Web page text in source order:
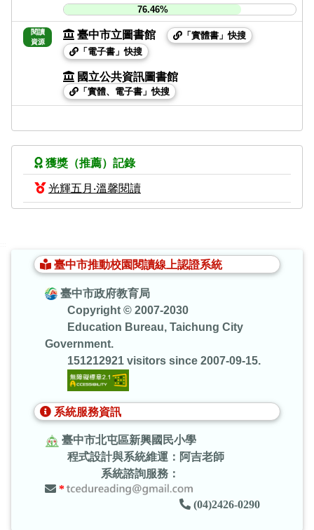
76.46%
閱讀
資源
臺中市立圖書館
「實體書」快搜
「電子書」快搜
國立公共資訊圖書館
「實體、電子書」快搜
獲獎（推薦）記錄
光輝五月‧溫馨閱讀
臺中市推動校園閱讀線上認證系統
臺中市政府教育局
Copyright © 2007-2030
Education Bureau, Taichung City
Government.
151212921 visitors since 2007-09-15.
系統服務資訊
臺中市北屯區新興國民小學
程式設計與系統維運：阿吉老師
系統諮詢服務：
*
(04)2426-0290